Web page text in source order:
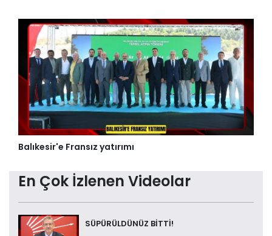
Balıkesir'e Fransız yatırımı
En Çok İzlenen Videolar
SÜPÜRÜLDÜNÜZ BİTTİ!